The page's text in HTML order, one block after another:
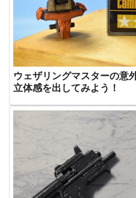
ウェザリングマスターの
立体感を出してみよう！